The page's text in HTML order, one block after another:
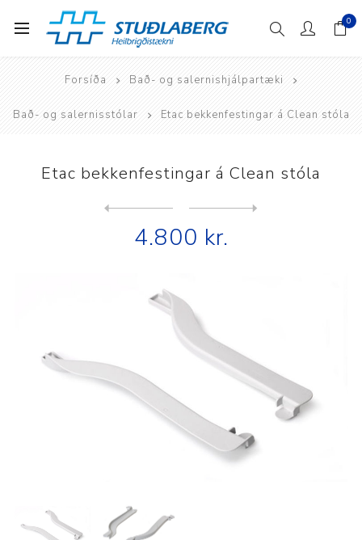
0
Forsíða Bað- og salernishjálpartæki
Bað- og salernisstólar Etac bekkenfestingar á Clean stóla
Etac bekkenfestingar á Clean stóla
4.800 kr.